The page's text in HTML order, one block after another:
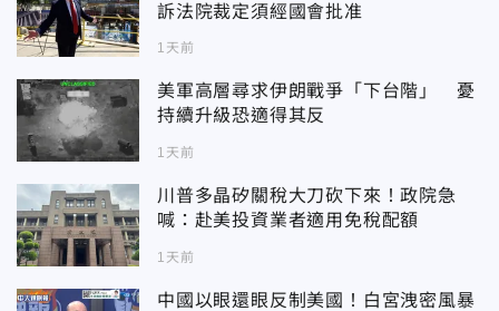
訴法院裁定須經國會批准
1天前
美軍高層尋求伊朗戰爭「下台階」 憂
持續升級恐適得其反
1天前
川普多晶矽關稅大刀砍下來！政院急
喊：赴美投資業者適用免稅配額
1天前
中國以眼還眼反制美國！白宮洩密風暴